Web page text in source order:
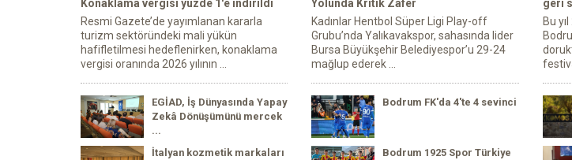
Konaklama vergisi yüzde 1'e indirildi
Resmi Gazete’de yayımlanan kararla
turizm sektöründeki mali yükün
hafifletilmesi hedeflenirken, konaklama
vergisi oranında 2026 yılının ...
EGİAD, İş Dünyasında Yapay
Zekâ Dönüşümünü mercek
...
İtalyan kozmetik markaları
Yolunda Kritik Zafer
Kadınlar Hentbol Süper Ligi Play-off
Grubu’nda Yalıkavakspor, sahasında lider
Bursa Büyükşehir Belediyespor’u 29-24
mağlup ederek ...
Bodrum FK'da 4'te 4 sevinci
Bodrum 1925 Spor Türkiye
geri
Bu